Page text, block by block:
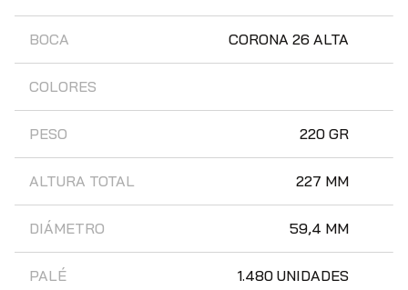
BOCA CORONA 26 ALTA
COLORES
PESO 220 GR
ALTURA TOTAL 227 MM
DIÁMETRO 59,4 MM
PALÉ 1.480 UNIDADES